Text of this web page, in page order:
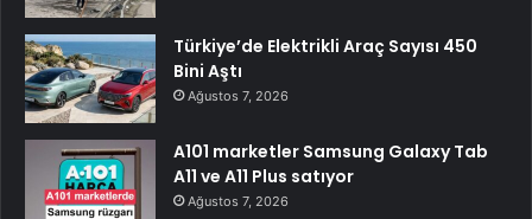
Türkiye’de Elektrikli Araç Sayısı 450
Bini Aştı
Ağustos 7, 2026
A101 marketler Samsung Galaxy Tab
A11 ve A11 Plus satıyor
Ağustos 7, 2026